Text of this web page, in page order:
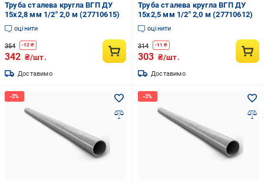
Труба сталева кругла ВГП ДУ
15х2,8 мм 1/2" 2,0 м (27710615)
оцінити
354 -12 ₴
342 ₴/шт.
Доставимо
Труба сталева кругла ВГП ДУ
15х2,5 мм 1/2" 2,0 м (27710612)
оцінити
314 -11 ₴
303 ₴/шт.
Доставимо